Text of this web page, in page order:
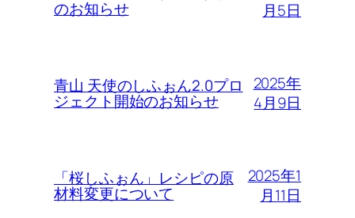
のお知らせ
月5日
青山 天使のしふぉん2.0プロ
ジェクト開始のお知らせ
2025年
4月9日
「桜しふぉん」レシピの原
材料変更について
2025年1
月11日